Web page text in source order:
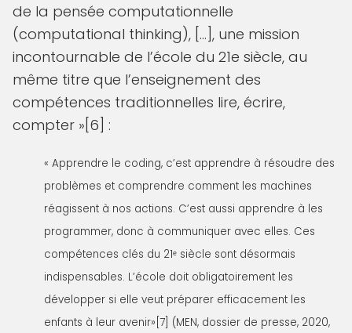
de la pensée computationnelle
(computational thinking), […], une mission
incontournable de l’école du 21e siècle, au
même titre que l’enseignement des
compétences traditionnelles lire, écrire,
compter »[6] :
« Apprendre le coding, c’est apprendre à résoudre des
problèmes et comprendre comment les machines
réagissent à nos actions. C’est aussi apprendre à les
programmer, donc à communiquer avec elles. Ces
compétences clés du 21ᵉ siècle sont désormais
indispensables. L’école doit obligatoirement les
développer si elle veut préparer efficacement les
enfants à leur avenir»[7] (MEN, dossier de presse, 2020,